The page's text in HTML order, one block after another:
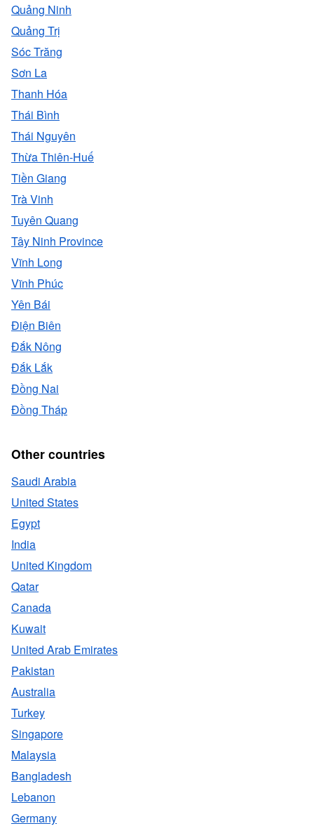
Quảng Ninh
Quảng Trị
Sóc Trăng
Sơn La
Thanh Hóa
Thái Bình
Thái Nguyên
Thừa Thiên-Huế
Tiền Giang
Trà Vinh
Tuyên Quang
Tây Ninh Province
Vĩnh Long
Vĩnh Phúc
Yên Bái
Ðiện Biên
Ðắk Nông
Đắk Lắk
Đồng Nai
Đồng Tháp
Other countries
Saudi Arabia
United States
Egypt
India
United Kingdom
Qatar
Canada
Kuwait
United Arab Emirates
Pakistan
Australia
Turkey
Singapore
Malaysia
Bangladesh
Lebanon
Germany